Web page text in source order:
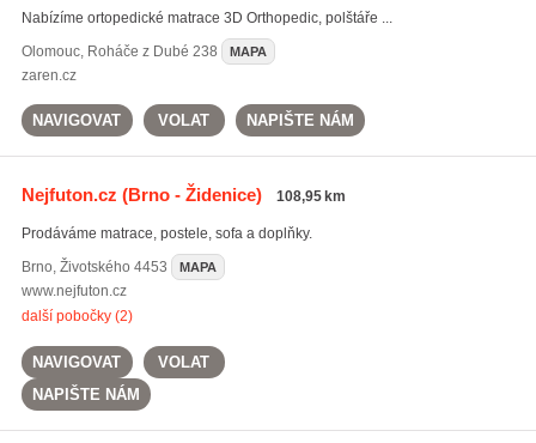
Nabízíme ortopedické matrace 3D Orthopedic, polštáře ...
Olomouc, Roháče z Dubé 238 MAPA
zaren.cz
NAVIGOVAT VOLAT NAPIŠTE NÁM
Nejfuton.cz (Brno - Židenice) 108,95 km
Prodáváme matrace, postele, sofa a doplňky.
Brno, Životského 4453 MAPA
www.nejfuton.cz
další pobočky (2)
NAVIGOVAT
VOLAT
NAPIŠTE NÁM